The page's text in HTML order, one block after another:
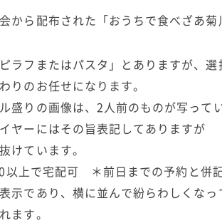
から配布された「おうちで食べざあ菊
ラフまたはパスタ」とありますが、
りのお任せになります。
盛りの画像は、2人前のものが写って
ヤーにはその旨表記してありますが
けています。
上で宅配可 ＊前日までの予約と併
示であり、横に並んで紛らわしくな
ます。